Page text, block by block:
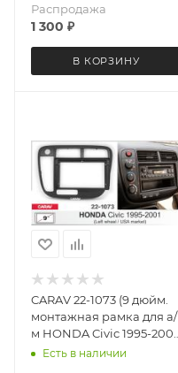
Распродажа
1 300 ₽
В КОРЗИНУ
CARAV 22-1073 (9 дюйм.
монтажная рамка для а/
м HONDA Civic 1995-2001
(только для а/м с рулем
Есть в наличии